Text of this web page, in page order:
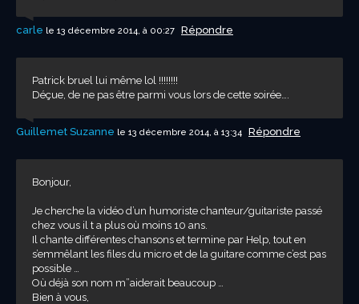
carle le 13 décembre 2014, à 00:27 Répondre
Patrick bruel lui même lol !!!!!!!!
Déçue, de ne pas être parmi vous lors de cette soirée….
Guillemet Suzanne le 13 décembre 2014, à 13:34 Répondre
Bonjour,
Je cherche la vidéo d’un humoriste chanteur/guitariste passé
chez vous il t a plus où moins 10 ans.
Il chante différentes chansons et termine par Help, tout en
s’emmêlant les files du micro et de la guitare comme c’est pas
possible …
Où déjà son nom m”aiderait beaucoup …
Bien à vous,